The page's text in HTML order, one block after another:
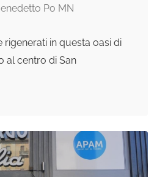
Po MN
rigenerati in questa oasi di
al centro di San